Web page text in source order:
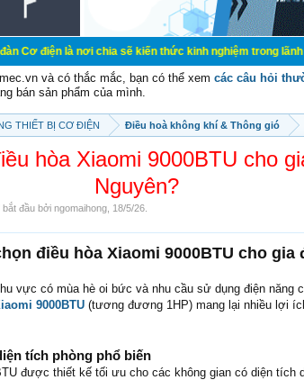
nơi chia sẽ kiến thức kinh nghiệm trong lãnh vực cơ
và có thắc mắc, bạn có thể xem các câu hỏi
bán sản phẩm của mình.
THIẾT BỊ CƠ ĐIỆN Điều hoà không khí & Thông gió
hòa Xiaomi 9000BTU cho
Nguyên?
bắt đầu bởi ngomaihong 18/5/26
điều hòa Xiaomi 9000BTU cho gia
vực có mùa hè oi bức và nhu cầu sử dụng điện năng
9000BTU (tương đương 1HP) mang lại nhiều lợi
tích phòng phổ biến
được thiết kế tối ưu cho các không gian có diện tích